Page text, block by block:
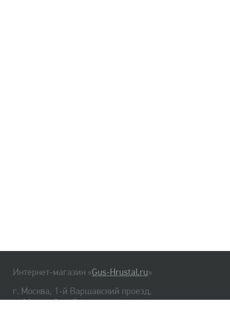
Интернет-магазин «Gus-Hrustal.ru»
г. Москва, 1-й Варшавский проезд,
д. 1А, стр. 3, м. Варшавская